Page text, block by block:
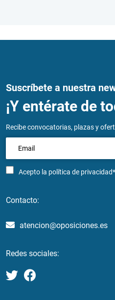
Suscríbete a nuestra
¡Y entérate de
Recibe convocatorias, plazas y
Acepto la política de privacidad*
Contacto:
atencion@oposiciones.es
Redes sociales: